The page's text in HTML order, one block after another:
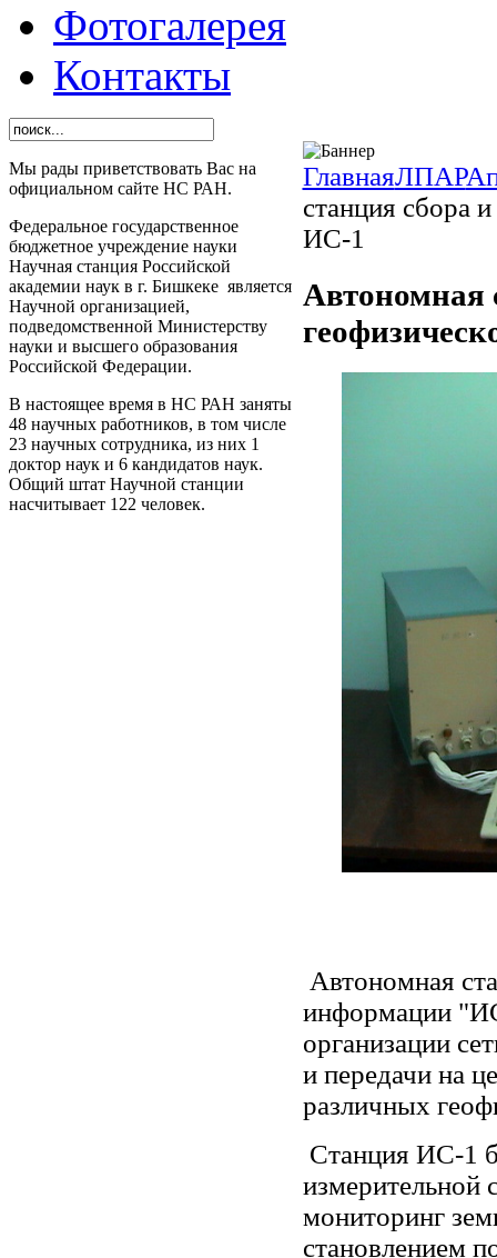
Фотогалерея
Контакты
Мы рады приветствовать Вас на
официальном сайте НС РАН.
Федеральное государственное
бюджетное учреждение науки
Научная станция Российской
академии наук в г. Бишкеке является
Научной организацией,
подведомственной Министерству
науки и высшего образования
Российской Федерации.
В настоящее время в НС РАН заняты
48 научных работников, в том числе
23 научных сотрудника, из них 1
доктор наук и 6 кандидатов наук.
Общий штат Научной станции
насчитывает 122 человек.
ГлавнаяЛПАР
станция сбора
ИС-1
Автономная
Автономная
информации
организации
и передачи на
различных
Станция ИС-1
измерительной
мониторинг
становлением